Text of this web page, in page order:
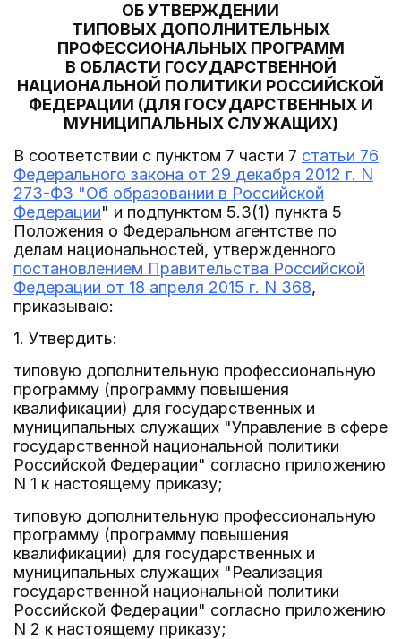
ОБ УТВЕРЖДЕНИИ
ТИПОВЫХ ДОПОЛНИТЕЛЬНЫХ
ПРОФЕССИОНАЛЬНЫХ ПРОГРАММ
В ОБЛАСТИ ГОСУДАРСТВЕННОЙ
НАЦИОНАЛЬНОЙ ПОЛИТИКИ РОССИЙСКОЙ
ФЕДЕРАЦИИ (ДЛЯ ГОСУДАРСТВЕННЫХ И
МУНИЦИПАЛЬНЫХ СЛУЖАЩИХ)
В соответствии с пунктом 7 части 7 статьи 76
Федерального закона от 29 декабря 2012 г. N
273-ФЗ "Об образовании в Российской
Федерации" и подпунктом 5.3(1) пункта 5
Положения о Федеральном агентстве по
делам национальностей, утвержденного
постановлением Правительства Российской
Федерации от 18 апреля 2015 г. N 368,
приказываю:
1. Утвердить:
типовую дополнительную профессиональную
программу (программу повышения
квалификации) для государственных и
муниципальных служащих "Управление в сфере
государственной национальной политики
Российской Федерации" согласно приложению
N 1 к настоящему приказу;
типовую дополнительную профессиональную
программу (программу повышения
квалификации) для государственных и
муниципальных служащих "Реализация
государственной национальной политики
Российской Федерации" согласно приложению
N 2 к настоящему приказу;